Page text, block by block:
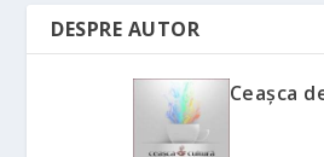
DESPRE AUTOR
Ceașca